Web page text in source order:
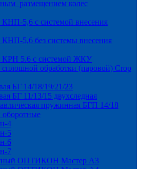
размещением колес
КНП-5,6 с системой внесения
КНП-5,6 без системы внесения
КРН 5.6 с системой ЖКУ
сплошной обработки (паровой) Crop
БГ 14/18/19/21/23
БГ 11/13/15 двухследная
пружинная БГП 14/18
оборотные
4
5
6
7
ОПТИКОН Мастер А3